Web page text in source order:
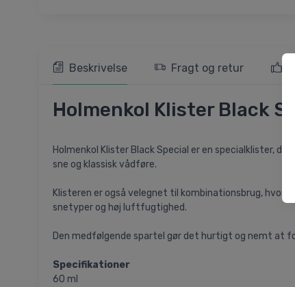
Beskrivelse Fragt og retur
Holmenkol Klister Black
Holmenkol Klister Black Special er en specialklister,
sne og klassisk vådføre.
Klisteren er også velegnet til kombinationsbrug, hvor
snetyper og høj luftfugtighed.
Den medfølgende spartel gør det hurtigt og nemt at
Specifikationer
60 ml